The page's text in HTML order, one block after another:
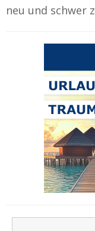
neu und schwer